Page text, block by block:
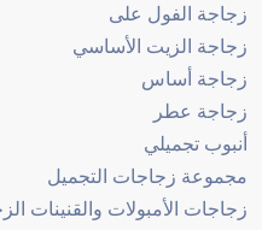
زجاجة الفول على
زجاجة الزيت الأساسي
زجاجة أساس
زجاجة عطر
أنبوب تجميلي
مجموعة زجاجات التجميل
زجاجات الأمبولات والقنينات